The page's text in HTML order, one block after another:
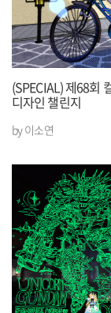
(SPECIAL) 제68회
디자인 챌린지
by 이소연